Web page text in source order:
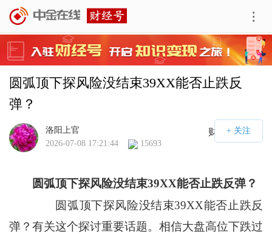
圆弧顶下探风险没结束39XX能否止跌反
弹？
财经号APP
洛阳上官
2026-07-08 17:21:44
15693
圆弧顶下探风险没结束39XX能否止跌反弹？
圆弧顶下探风险没结束39XX能否止跌反
弹？有关这个探讨重要话题。相信大盘高位下跌过